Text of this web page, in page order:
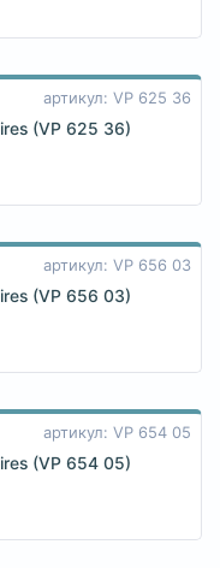
артикул: VP 625 36
(VP 625 36)
артикул: VP 656 03
(VP 656 03)
артикул: VP 654 05
(VP 654 05)